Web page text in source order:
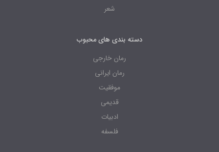
شعر
دسته بندی های محبوب
رمان خارجی
رمان ایرانی
موفقیت
قدیمی
ادبیات
فلسفه